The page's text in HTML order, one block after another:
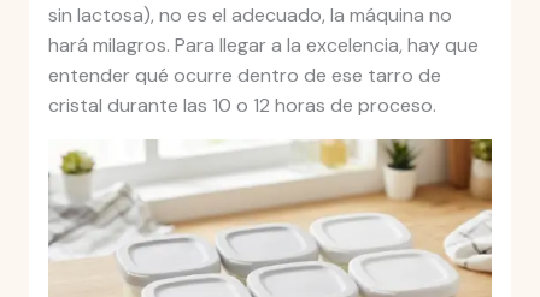
sin lactosa), no es el adecuado, la máquina no
hará milagros. Para llegar a la excelencia, hay que
entender qué ocurre dentro de ese tarro de
cristal durante las 10 o 12 horas de proceso.